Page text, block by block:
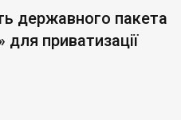
державного пакета
для приватизації